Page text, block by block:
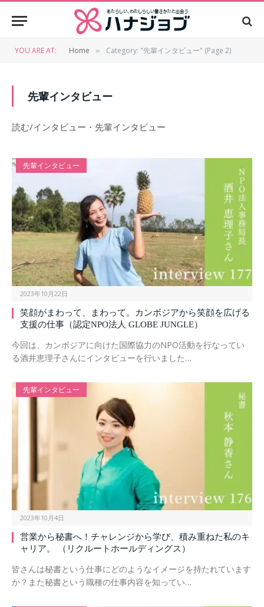
YOU ARE AT: Home » Category: "先輩インタビュー" (Page 2)
先輩インタビュー
読む/インタビュー・先輩インタビュー
先輩インタビュー
2023年10月22日
笑顔がまわって、まわって。カンボジアから笑顔を広げる
支援の仕事（認定NPO法人 GLOBE JUNGLE）
今回は、カンボジアに向けた国際協力のNPO活動を行なってい
る酒井恵理子さんにインタビューを行いました…
先輩インタビュー
2023年10月4日
営業から秘書へ！チャレンジから学び、積み重ねた私のキ
ャリア。 （リクルートホールディングス）
皆さんは秘書という仕事にどのようなイメージを持たれています
か？また秘書という職種の仕事内容を知ってい…